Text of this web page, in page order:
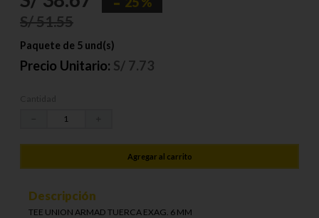
S/51.55
Paquete de 5 und(s)
Precio Unitario: S/ 7.73
Agregar al carrito
Descripción
TEE UNION ARMAD TUERCA EXAG. 6 MM